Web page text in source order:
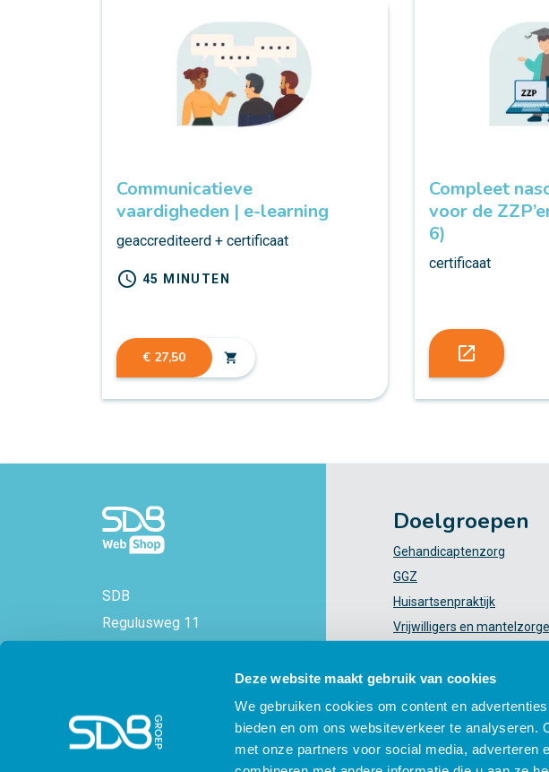
Deze website maakt gebruik van cookies
We gebruiken cookies om content en
bieden en om ons websiteverkeer te analyseren.
met onze partners voor social media, adverteren
Communicatieve
vaardigheden | e-learning
geaccrediteerd + certificaat
schedule 45 MINUTEN
€ 27,50 shopping_cart
Compleet
voor de
6)
certificaat
launch
SDB
Regulusweg 11
KVK-nummer: 71577521
Doelgroepen
Gehandicaptenzorg
GGZ
Huisartsenpraktijk
Vrijwilligers en
Ziekenhuis
Helpende (plus)